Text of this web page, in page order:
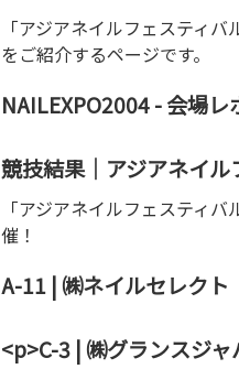
「アジアネイルフェスティ
をご紹介するページです。
NAILEXPO2004 - 会場レ
競技結果｜アジアネイ
「アジアネイルフェスティ
催！
A-11 | ㈱ネイルセレクト
<p>C-3 | ㈱グランスジ